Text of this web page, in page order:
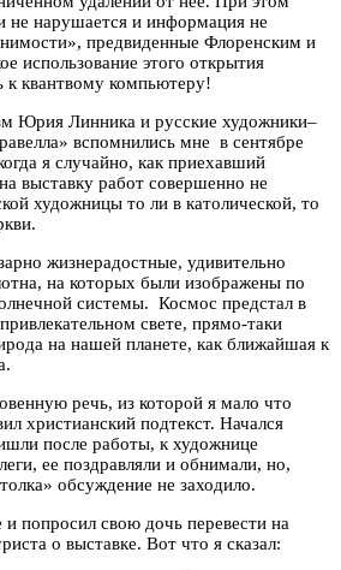
не нарушается и информация не
предвиденные Флоренским и
использование этого открытия
к квантвому компьютеру!
Юрия Линника и русские художники–
вспомнились мне в сентябре
я случайно, как приехавший
выставку работ совершенно не
художницы то ли в католической, то
жизнерадостные, удивительно
на которых были изображены по
системы. Космос предстал в
свете, прямо-таки
на нашей планете, как ближайшая к
речь, из которой я мало что
христианский подтекст. Начался
после работы, к художнице
ее поздравляли и обнимали, но,
обсуждение не заходило.
попросил свою дочь перевести на
о выставке. Вот что я сказал: